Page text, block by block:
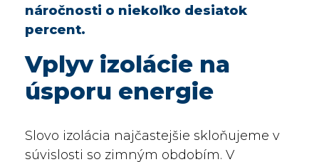
náročnosti o niekoľko desiatok
percent.
Vplyv izolácie na
úsporu energie
Slovo izolácia najčastejšie skloňujeme v
súvislosti so zimným obdobím. V